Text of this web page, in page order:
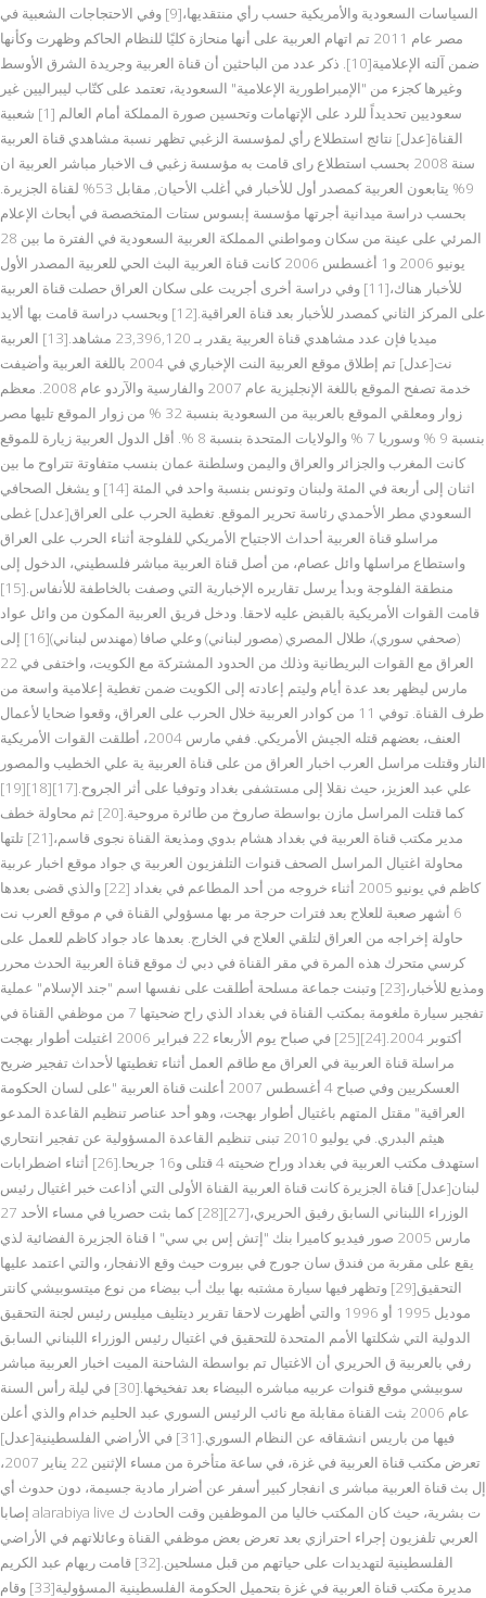
السياسات السعودية والأمريكية حسب رأي منتقديها،[9] وفي الاحتجاجات الشعبية في
مصر عام 2011 تم اتهام العربية على أنها منحازة كليًا للنظام الحاكم وظهرت وكأنها
ضمن آلته الإعلامية[10]. ذكر عدد من الباحثين أن قناة العربية وجريدة الشرق الأوسط
وغيرها كجزء من "الإمبراطورية الإعلامية" السعودية، تعتمد على كتّاب ليبراليين غير
سعوديين تحديداً للرد على الإتهامات وتحسين صورة المملكة أمام العالم [1] شعبية
القناة[عدل] نتائج استطلاع رأي لمؤسسة الزغبي تظهر نسبة مشاهدي قناة العربية
سنة 2008 بحسب استطلاع راى قامت به مؤسسة زغبي ف الاخبار مباشر العربية ان
9% يتابعون العربية كمصدر أول للأخبار في أغلب الأحيان, مقابل 53% لقناة الجزيرة.
بحسب دراسة ميدانية أجرتها مؤسسة إبسوس ستات المتخصصة في أبحاث الإعلام
المرئي على عينة من سكان ومواطني المملكة العربية السعودية في الفترة ما بين 28
يونيو 2006 و1 أغسطس 2006 كانت قناة العربية البث الحي للعربية المصدر الأول
للأخبار هناك،[11] وفي دراسة أخرى أجريت على سكان العراق حصلت قناة العربية
على المركز الثاني كمصدر للأخبار بعد قناة العراقية.[12] وبحسب دراسة قامت بها ألايد
ميديا فإن عدد مشاهدي قناة العربية يقدر بـ 23,396,120 مشاهد.[13] العربية
نت[عدل] تم إطلاق موقع العربية النت الإخباري في 2004 باللغة العربية وأضيفت
خدمة تصفح الموقع باللغة الإنجليزية عام 2007 والفارسية والآردو عام 2008. معظم
زوار ومعلقي الموقع بالعربية من السعودية بنسبة 32 % من زوار الموقع تليها مصر
بنسبة 9 % وسوريا 7 % والولايات المتحدة بنسبة 8 %. أقل الدول العربية زيارة للموقع
كانت المغرب والجزائر والعراق واليمن وسلطنة عمان بنسب متفاوتة تتراوح ما بين
اثنان إلى أربعة في المئة ولبنان وتونس بنسبة واحد في المئة [14] و يشغل الصحافي
السعودي مطر الأحمدي رئاسة تحرير الموقع. تغطية الحرب على العراق[عدل] غطى
مراسلو قناة العربية أحداث الاجتياح الأمريكي للفلوجة أثناء الحرب على العراق
واستطاع مراسلها وائل عصام، من أصل قناة العربية مباشر فلسطيني، الدخول إلى
منطقة الفلوجة وبدأ يرسل تقاريره الإخبارية التي وصفت بالخاطفة للأنفاس.[15]
قامت القوات الأمريكية بالقبض عليه لاحقا. ودخل فريق العربية المكون من وائل عواد
(صحفي سوري)، طلال المصري (مصور لبناني) وعلي صافا (مهندس لبناني)[16] إلى
العراق مع القوات البريطانية وذلك من الحدود المشتركة مع الكويت، واختفى في 22
مارس ليظهر بعد عدة أيام وليتم إعادته إلى الكويت ضمن تغطية إعلامية واسعة من
طرف القناة. توفي 11 من كوادر العربية خلال الحرب على العراق، وقعوا ضحايا لأعمال
العنف، بعضهم قتله الجيش الأمريكي. ففي مارس 2004، أطلقت القوات الأمريكية
النار وقتلت مراسل العرب اخبار العراق من على قناة العربية ية علي الخطيب والمصور
علي عبد العزيز، حيث نقلا إلى مستشفى بغداد وتوفيا على أثر الجروح.[17][18][19]
كما قتلت المراسل مازن بواسطة صاروخ من طائرة مروحية.[20] ثم محاولة خطف
مدير مكتب قناة العربية في بغداد هشام بدوي ومذيعة القناة نجوى قاسم،[21] تلتها
محاولة اغتيال المراسل الصحف قنوات التلفزيون العربية ي جواد موقع اخبار عربية
كاظم في يونيو 2005 أثناء خروجه من أحد المطاعم في بغداد [22] والذي قضى بعدها
6 أشهر صعبة للعلاج بعد فترات حرجة مر بها مسؤولي القناة في م موقع العرب نت
حاولة إخراجه من العراق لتلقي العلاج في الخارج. بعدها عاد جواد كاظم للعمل على
كرسي متحرك هذه المرة في مقر القناة في دبي ك موقع قناة العربية الحدث محرر
ومذيع للأخبار،[23] وتبنت جماعة مسلحة أطلقت على نفسها اسم "جند الإسلام" عملية
تفجير سيارة ملغومة بمكتب القناة في بغداد الذي راح ضحيتها 7 من موظفي القناة في
أكتوبر 2004.[24][25] في صباح يوم الأربعاء 22 فبراير 2006 اغتيلت أطوار بهجت
مراسلة قناة العربية في العراق مع طاقم العمل أثناء تغطيتها لأحداث تفجير ضريح
العسكريين وفي صباح 4 أغسطس 2007 أعلنت قناة العربية "على لسان الحكومة
العراقية" مقتل المتهم باغتيال أطوار بهجت، وهو أحد عناصر تنظيم القاعدة المدعو
هيثم البدري. في يوليو 2010 تبنى تنظيم القاعدة المسؤولية عن تفجير انتحاري
استهدف مكتب العربية في بغداد وراح ضحيته 4 قتلى و16 جريحا.[26] أثناء اضطرابات
لبنان[عدل] قناة الجزيرة كانت قناة العربية القناة الأولى التي أذاعت خبر اغتيال رئيس
الوزراء اللبناني السابق رفيق الحريري،[27][28] كما بثت حصريا في مساء الأحد 27
مارس 2005 صور فيديو كاميرا بنك "إتش إس بي سي" ا قناة الجزيرة الفضائية لذي
يقع على مقربة من فندق سان جورج في بيروت حيث وقع الانفجار، والتي اعتمد عليها
التحقيق[29] وتظهر فيها سيارة مشتبه بها بيك أب بيضاء من نوع ميتسوبيشي كانتر
موديل 1995 أو 1996 والتي أظهرت لاحقا تقرير ديتليف ميليس رئيس لجنة التحقيق
الدولية التي شكلتها الأمم المتحدة للتحقيق في اغتيال رئيس الوزراء اللبناني السابق
رفي بالعربية ق الحريري أن الاغتيال تم بواسطة الشاحنة الميت اخبار العربية مباشر
سوبيشي موقع قنوات عربيه مباشره البيضاء بعد تفخيخها.[30] في ليلة رأس السنة
عام 2006 بثت القناة مقابلة مع نائب الرئيس السوري عبد الحليم خدام والذي أعلن
فيها من باريس انشقاقه عن النظام السوري.[31] في الأراضي الفلسطينية[عدل]
تعرض مكتب قناة العربية في غزة، في ساعة متأخرة من مساء الإثنين 22 يناير 2007،
إل بث قناة العربية مباشر ى انفجار كبير أسفر عن أضرار مادية جسيمة، دون حدوث أي
إصابا alarabiya live ت بشرية، حيث كان المكتب خاليا من الموظفين وقت الحادث ك
العربي تلفزيون إجراء احترازي بعد تعرض بعض موظفي القناة وعائلاتهم في الأراضي
الفلسطينية لتهديدات على حياتهم من قبل مسلحين.[32] قامت ريهام عبد الكريم
مديرة مكتب قناة العربية في غزة بتحميل الحكومة الفلسطينية المسؤولية[33] وقام